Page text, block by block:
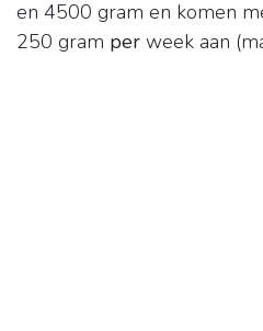
en 4500 gram en komen
250 gram per week aan